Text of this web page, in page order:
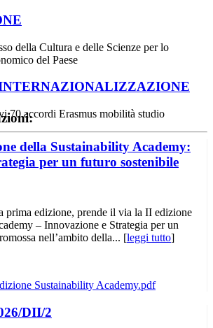
della Cultura e delle Scienze per lo
del Paese
70 accordi Erasmus mobilità studio
della Sustainability Academy:
per un futuro sostenibile
prima edizione, prende il via la II edizione
– Innovazione e Strategia per un
nell’ambito della... [leggi tutto]
DII/2